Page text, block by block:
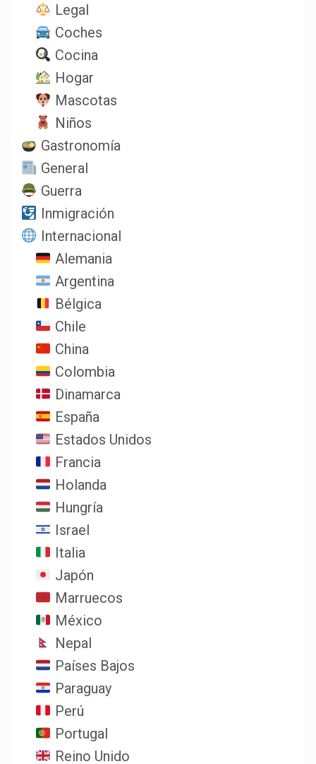
Legal
Coches
Cocina
Hogar
Mascotas
Niños
Gastronomía
General
Guerra
Inmigración
Internacional
Alemania
Argentina
Bélgica
Chile
China
Colombia
Dinamarca
España
Estados Unidos
Francia
Holanda
Hungría
Israel
Italia
Japón
Marruecos
México
Nepal
Países Bajos
Paraguay
Perú
Portugal
Reino Unido